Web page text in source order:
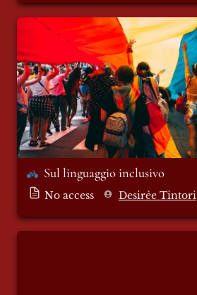
Sul linguaggio inclusivo
Sul linguaggio inclusivo
No access Desirèe Tintori